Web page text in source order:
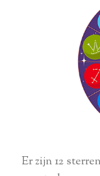
Er zijn 12